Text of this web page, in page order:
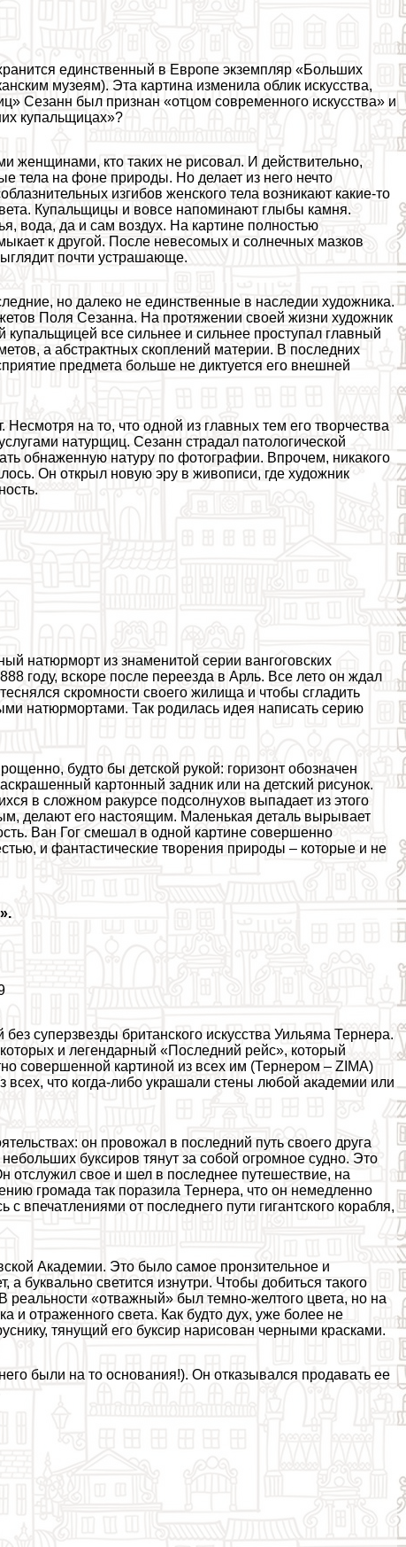
единственный в Европе экземпляр «Больших
музеям). Эта картина изменила облик искусства,
Сезанн был признан «отцом современного искусства» и
купальщицах»?
женщинами, кто таких не рисовал. И действительно,
тела на фоне природы. Но делает из него нечто
изгибов женского тела возникают какие-то
Купальщицы и вовсе напоминают глыбы камня.
вода, да и сам воздух. На картине полностью
к другой. После невесомых и солнечных мазков
почти устрашающе.
но далеко не единственные в наследии художника.
Поля Сезанна. На протяжении своей жизни художник
все сильнее и сильнее проступал главный
а абстpaктных скоплений материи. В последних
предмета больше не диктуется его внешней
на то, что одной из главных тем его творчества
натурщиц. Сезанн страдал патологической
обнаженную натуру по фотографии. Впрочем, никакого
Он открыл новую эру в живописи, где художник
натюрморт из знаменитой серии вангоговских
году, вскоре после переезда в Арль. Все лето он ждал
скромности своего жилища и чтобы сгладить
натюрмортами. Так родилась идея написать серию
будто бы детской рукой: горизонт обозначен
картонный задник или на детский рисунок.
в сложном paкурсе подсолнухов выпадает из этого
делают его настоящим. Маленькая деталь вырывает
Ван Гог смешал в одной картине совершенно
и фантастические творения природы – которые и не
суперзвезды британского искусства Уильяма Тернера.
и легендарный «Последний рейс», который
совершенной картиной из всех им (Тернером – ZIMA)
что когда-либо украшали стены любой академии или
он провожал в последний путь своего друга
буксиров тянут за собой огромное судно. Это
отслужил свое и шел в последнее путешествие, на
громада так поразила Тернера, что он немедленно
впечатлениями от последнего пути гигантского корабля,
Академии. Это было самое пронзительное и
буквально светится изнутри. Чтобы добиться такого
«отважный» был темно-желтого цвета, но на
и отраженного света. Как будто дух, уже более не
тянущий его буксир нарисован черными красками.
были на то основания!). Он отказывался продавать ее